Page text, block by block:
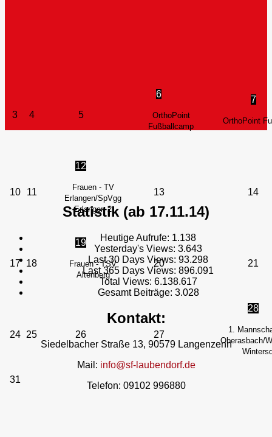
3 4 5
6
OrthoPoint
Fußballcamp
7
OrthoPoint
10 11
12
Frauen - TV
Erlangen/SpVgg
Erlangen 2
13 14
17 18
19
Frauen - TSV
Altenberg
20 21
24 25 26 27
28
1.
Oberasbach/
31
Statistik (ab 17.11.14)
Heutige Aufrufe: 1.138
Yesterday's Views: 3.643
Last 30 Days Views: 93.298
Last 365 Days Views: 896.091
Total Views: 6.138.617
Gesamt Beiträge: 3.028
Kontakt:
Siedelbacher Straße 13, 90579 Langenzenn
Mail: info@sf-laubendorf.de
Telefon: 09102 996880